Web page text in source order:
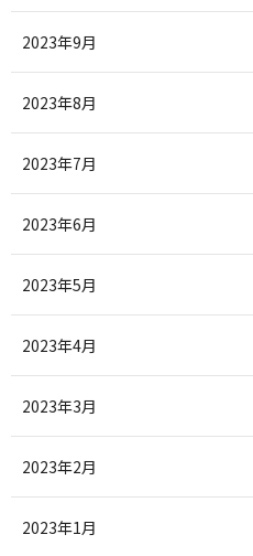
2023年9月
2023年8月
2023年7月
2023年6月
2023年5月
2023年4月
2023年3月
2023年2月
2023年1月